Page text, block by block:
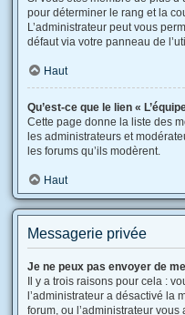
pour déterminer le rang et la
L’administrateur peut vous
défaut via votre panneau de
Haut
Qu’est-ce que le lien «
Cette page donne la liste des
les administrateurs et
les forums qu’ils modèrent.
Haut
Messagerie privée
Je ne peux pas envoyer de
Il y a trois raisons pour cela :
l’administrateur a désactivé la
forum, ou l’administrateur